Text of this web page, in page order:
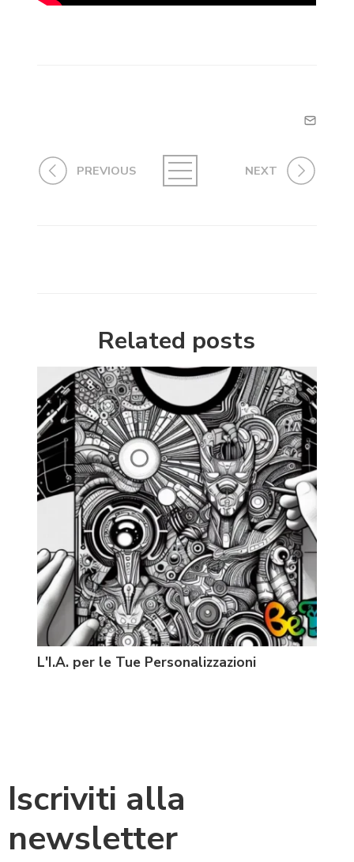
PREVIOUS NEXT
Related posts
L'I.A. per le Tue Personalizzazioni
Iscriviti alla
newsletter